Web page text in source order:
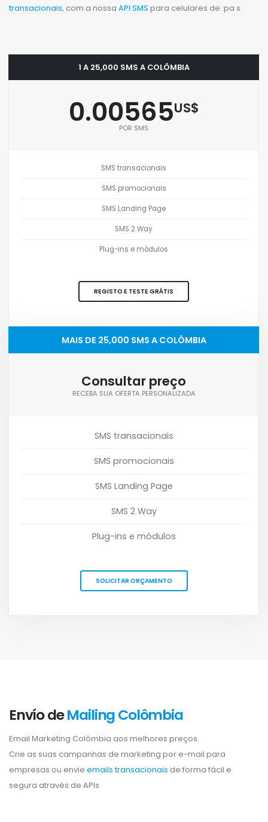
transacionais, com a nossa API SMS para celulares de :pa s.
1 A 25,000 SMS A COLÔMBIA
0.00565US$
POR SMS
SMS transacionais
SMS promocionais
SMS Landing Page
SMS 2 Way
Plug-ins e módulos
REGISTO E TESTE GRÁTIS
MAIS DE 25,000 SMS A COLÔMBIA
Consultar preço
RECEBA SUA OFERTA PERSONALIZADA
SMS transacionais
SMS promocionais
SMS Landing Page
SMS 2 Way
Plug-ins e módulos
SOLICITAR ORÇAMENTO
Envío deMailing Colômbia
Email Marketing Colômbia aos melhores preços.
Crie as suas campanhas de marketing por e-mail para
empresas ou envie emails transacionais de forma fácil e
segura através de APIs